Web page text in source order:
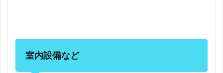
室内設備など